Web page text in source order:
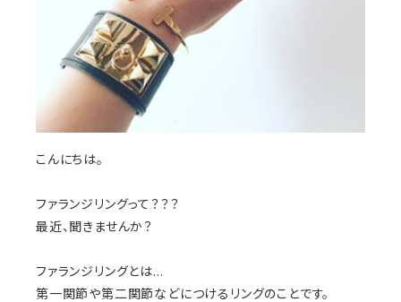
こんにちは。
ファランジリングって？？？
最近、聞きませんか？
ファランジリングとは...
第一関節や第二関節などにつけるリングのことです。